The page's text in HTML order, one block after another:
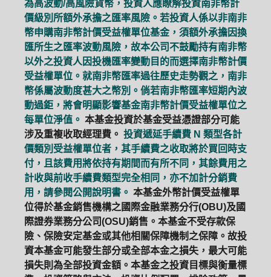
為高波動/高風險貨幣，投資人應瞭解投資南非幣計
價級別所額外承擔之匯率風險。若投資人係以非南非
幣申購南非幣計價受益權單位基金，須額外承擔因換
匯所生之匯率波動風險，故本公司不鼓勵持有南非幣
以外之投資人因投機匯率變動目的而選擇南非幣計價
受益權單位。就南非幣匯率過往歷史走勢觀之，南非
幣係屬波動度甚大之幣別。倘若南非幣匯率短期內波
動過鉅，將會明顯影響基金南非幣計價受益權單位之
每單位淨值。 本基金投資於基金受益憑證部分可能
涉及重複收取經理費。 投資遞延手續費 N 類型各計
價類別受益權單位者，其手續費之收取將於買回時支
付，且該費用將依持有期間而有所不同，其餘費用之
計收與前收手續費類型完全相同，亦不加計分銷費
用，請參閱公開說明書。 本基金外幣計價受益權單
位得於基金銷售機構之國際金融業務分行(OBU)及國
際證券業務分公司(OSU)銷售。本基金不受存款保
險、保險安定基金或其他相關保障機制之保障。故投
資本基金可能發生部分或全部本金之損失，最大可能
損失則為全部投資金額。本基金之投資目標與衡量標